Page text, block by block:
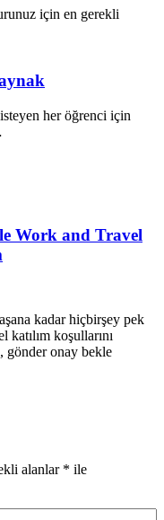
için en gerekli
her öğrenci için
Work and Travel
kadar hiçbirşey pek
koşullarını
gönder onay bekle
alanlar * ile